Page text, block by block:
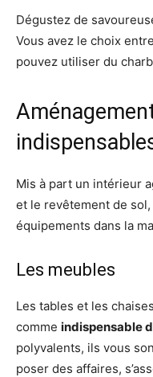
Dégustez de
Vous avez le choix
pouvez utiliser du
Mis à part un intérieur
et le revêtement de
équipements dans la
Les meubles
Les tables et les
comme indispensable
polyvalents, ils vous
poser des affaires,